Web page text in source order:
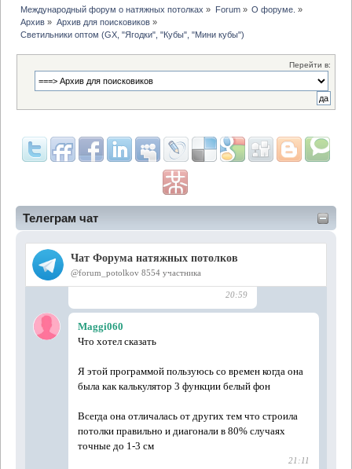
Телеграм чат
Международный форум о натяжных потолках » Forum» О форуме. »
Архив » Архив для поисковиков»
Светильники оптом (GX, "Ягодки", "Кубы", "Мини кубы")
Перейти в: